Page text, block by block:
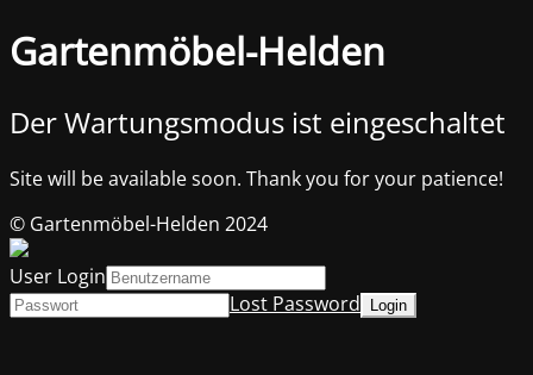
Gartenmöbel-Helden
Der Wartungsmodus ist eingeschaltet
Site will be available soon. Thank you for your patience!
© Gartenmöbel-Helden 2024
User Login
Lost Password